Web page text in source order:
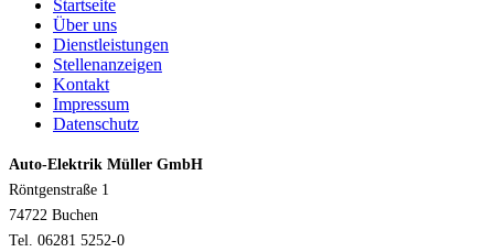
Startseite
Über uns
Dienstleistungen
Stellenanzeigen
Kontakt
Impressum
Datenschutz
Auto-Elektrik Müller GmbH
Röntgenstraße 1
74722 Buchen
Tel. 06281 5252-0